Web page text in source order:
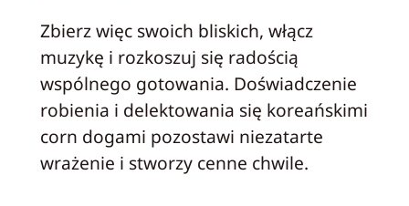
Zbierz więc swoich bliskich, włącz
muzykę i rozkoszuj się radością
wspólnego gotowania. Doświadczenie
robienia i delektowania się koreańskimi
corn dogami pozostawi niezatarte
wrażenie i stworzy cenne chwile.